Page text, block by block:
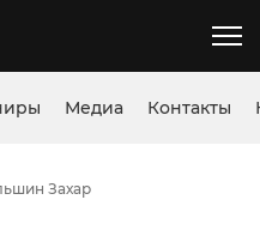
Медиа Контакты
Захар